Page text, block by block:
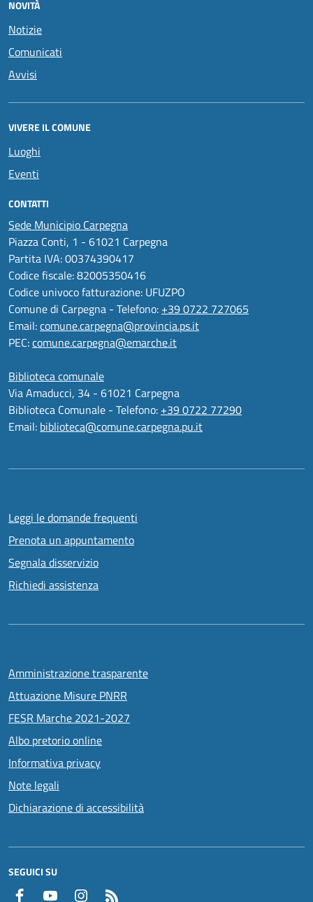
NOVITÀ
Notizie
Comunicati
Avvisi
VIVERE IL COMUNE
Luoghi
Eventi
CONTATTI
Sede Municipio Carpegna
Piazza Conti, 1 - 61021 Carpegna
Partita IVA: 00374390417
Codice fiscale: 82005350416
Codice univoco fatturazione: UFUZPO
Comune di Carpegna - Telefono: +39 0722 727065
Email:comune.carpegna@provincia.ps.it
PEC:comune.carpegna@emarche.it
Biblioteca comunale
Via Amaducci, 34 - 61021 Carpegna
Biblioteca Comunale - Telefono: +39 0722 77290
Email: biblioteca@comune.carpegna.pu.it
Leggi le domande frequenti
Prenota un appuntamento
Segnala disservizio
Richiedi assistenza
Amministrazione trasparente
Attuazione Misure PNRR
FESR Marche 2021-2027
Albo pretorio online
Informativa privacy
Note legali
Dichiarazione di accessibilità
SEGUICI SU
Facebook YouTube Instagram